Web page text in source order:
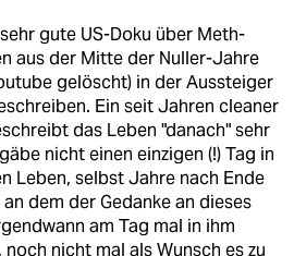
gute US-Doku über Meth-
aus der Mitte der Nuller-Jahre
gelöscht) in der Aussteiger
Ein seit Jahren cleaner
das Leben "danach" sehr
nicht einen einzigen (!) Tag in
Leben, selbst Jahre nach Ende
dem der Gedanke an dieses
am Tag mal in ihm
nicht mal als Wunsch es zu